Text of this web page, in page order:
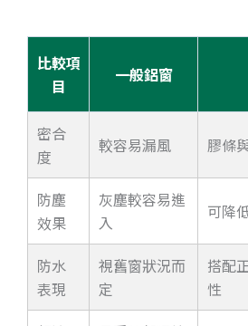
比較項
目
一般鋁窗
密合
度
較容易漏風 膠條
防塵
效果
灰塵較容易進
入
可降
防水
表現
視舊窗狀況而
定
搭配
性